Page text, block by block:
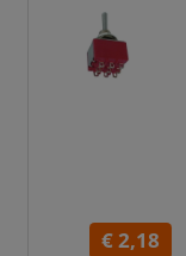
€ 2,18